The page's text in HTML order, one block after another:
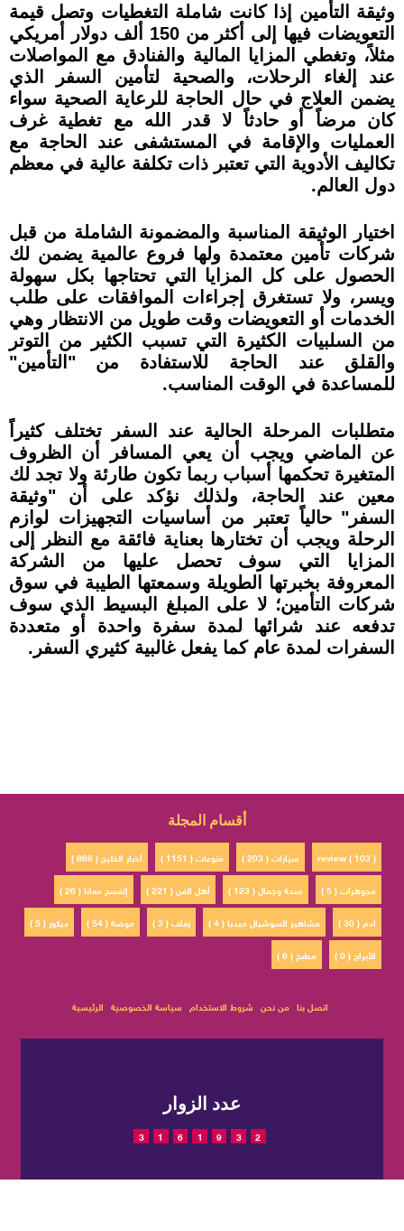
وثيقة التأمين إذا كانت شاملة التغطيات وتصل قيمة
التعويضات فيها إلى أكثر من 150 ألف دولار أمريكي
مثلاً، وتغطي المزايا المالية والفنادق مع المواصلات
عند إلغاء الرحلات، والصحية لتأمين السفر الذي
يضمن العلاج في حال الحاجة للرعاية الصحية سواء
كان مرضاً أو حادثاً لا قدر الله مع تغطية غرف
العمليات والإقامة في المستشفى عند الحاجة مع
تكاليف الأدوية التي تعتبر ذات تكلفة عالية في معظم
دول العالم.
اختيار الوثيقة المناسبة والمضمونة الشاملة من قبل
شركات تأمين معتمدة ولها فروع عالمية يضمن لك
الحصول على كل المزايا التي تحتاجها بكل سهولة
ويسر، ولا تستغرق إجراءات الموافقات على طلب
الخدمات أو التعويضات وقت طويل من الانتظار وهي
من السلبيات الكثيرة التي تسبب الكثير من التوتر
والقلق عند الحاجة للاستفادة من "التأمين"
للمساعدة في الوقت المناسب.
متطلبات المرحلة الحالية عند السفر تختلف كثيراً
عن الماضي ويجب أن يعي المسافر أن الظروف
المتغيرة تحكمها أسباب ربما تكون طارئة ولا تجد لك
معين عند الحاجة، ولذلك نؤكد على أن "وثيقة
السفر" حالياً تعتبر من أساسيات التجهيزات لوازم
الرحلة ويجب أن تختارها بعناية فائقة مع النظر إلى
المزايا التي سوف تحصل عليها من الشركة
المعروفة بخبرتها الطويلة وسمعتها الطيبة في سوق
شركات التأمين؛ لا على المبلغ البسيط الذي سوف
تدفعه عند شرائها لمدة سفرة واحدة أو متعددة
السفرات لمدة عام كما يفعل غالبية كثيري السفر.
أقسام المجلة
أخبار الخليج ( 868 ) منوعات ( 1151 ) سيارات ( 203 )
review ( 103 )
إتفسح معانا ( 26 )
أهل الفن ( 221 ) صحة وجمال ( 123 )
مجوهرات ( 5 )
ديكور ( 5 )
موضة ( 54 ) زفاف ( 3 ) مشاهير السوشيال ميديا ( 4 )
ادم ( 30 )
مطبخ ( 6 )
الأبراج ( 0 )
الرئيسية سياسة الخصوصية شروط الاستخدام من نحن اتصل بنا
عدد الزوار
3 1 6 1 9 3 2